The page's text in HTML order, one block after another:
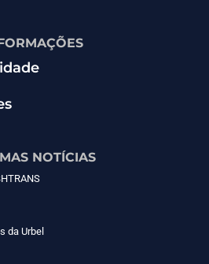
NOTÍCIAS
da Urbel